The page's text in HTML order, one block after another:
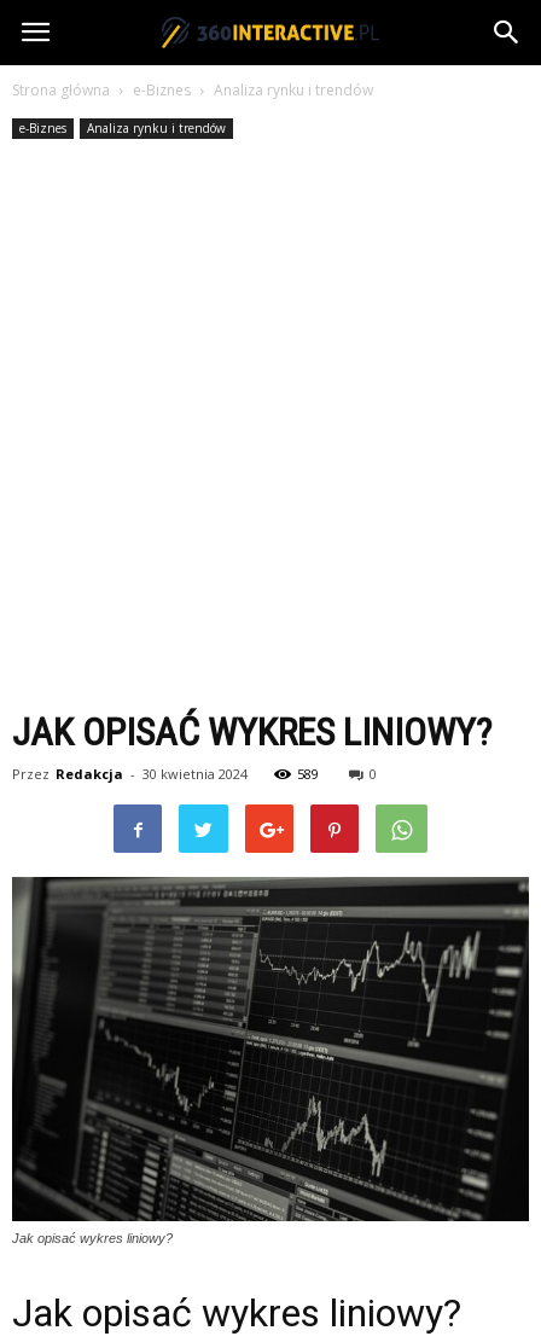
360interactive.pl
Strona główna e-Biznes Analiza rynku i trendów
e-Biznes Analiza rynku i trendów
JAK OPISAĆ WYKRES LINIOWY?
Przez Redakcja - 30 kwietnia 2024 589 0
Jak opisać wykres liniowy?
Jak opisać wykres liniowy?